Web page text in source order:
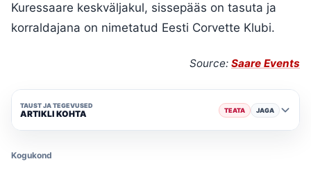
Kuressaare keskväljakul, sissepääs on tasuta ja
korraldajana on nimetatud Eesti Corvette Klubi.
Source: Saare Events
TAUST JA TEGEVUSED
ARTIKLI KOHTA TEATA JAGA
Kogukond